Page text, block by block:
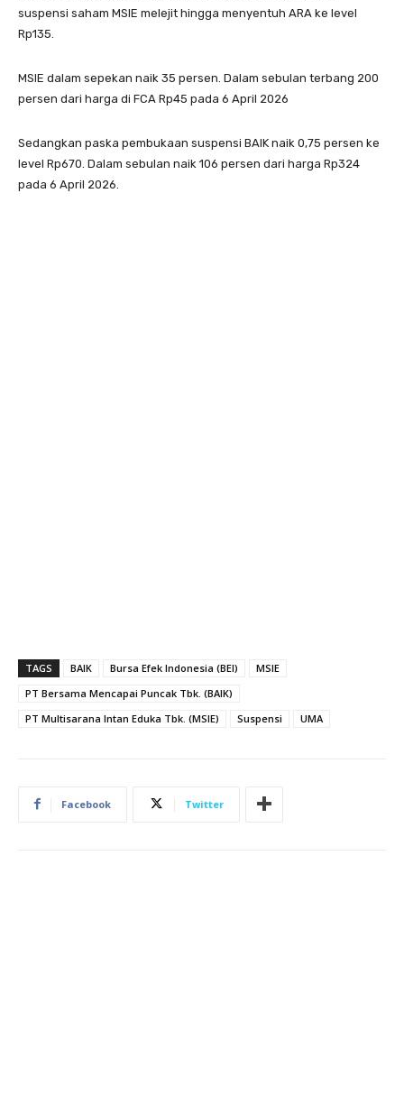
suspensi saham MSIE melejit hingga menyentuh ARA ke level
Rp135.
MSIE dalam sepekan naik 35 persen. Dalam sebulan terbang 200
persen dari harga di FCA Rp45 pada 6 April 2026
Sedangkan paska pembukaan suspensi BAIK naik 0,75 persen ke
level Rp670. Dalam sebulan naik 106 persen dari harga Rp324
pada 6 April 2026.
TAGS BAIK Bursa Efek Indonesia (BEI)
MSIE
PT Bersama Mencapai Puncak Tbk. (BAIK)
PT Multisarana Intan Eduka Tbk. (MSIE)
Suspensi UMA
Facebook Twitter